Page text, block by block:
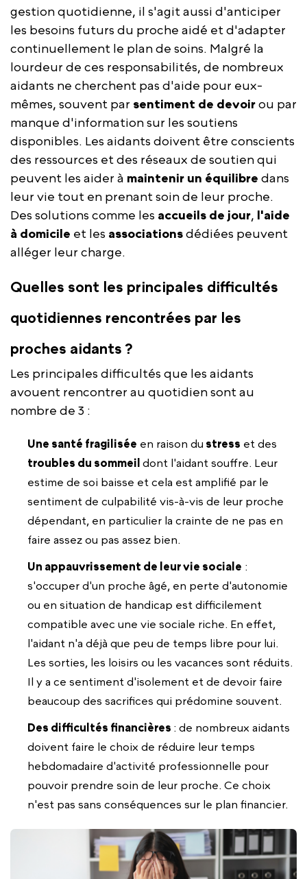
gestion quotidienne, il s'agit aussi d'anticiper
les besoins futurs du proche aidé et d'adapter
continuellement le plan de soins. Malgré la
lourdeur de ces responsabilités, de nombreux
aidants ne cherchent pas d'aide pour eux-
mêmes, souvent par sentiment de devoirou par
manque d'information sur les soutiens
disponibles. Les aidants doivent être conscients
des ressources et des réseaux de soutien qui
peuvent les aider à maintenir un équilibre dans
leur vie tout en prenant soin de leur proche.
Des solutions comme les accueils de jour, l'aide
à domicile et les associationsdédiées peuvent
alléger leur charge.
Quelles sont les principales difficultés
quotidiennes rencontrées par les
proches aidants ?
Les principales difficultés que les aidants
avouent rencontrer au quotidien sont au
nombre de 3 :
Une santé fragilisée en raison du stress et des
troubles du sommeil dont l'aidant souffre. Leur
estime de soi baisse et cela est amplifié par le
sentiment de culpabilité vis-à-vis de leur proche
dépendant, en particulier la crainte de ne pas en
faire assez ou pas assez bien.
Un appauvrissement de leur vie sociale :
s'occuper d'un proche âgé, en perte d'autonomie
ou en situation de handicap est difficilement
compatible avec une vie sociale riche. En effet,
l'aidant n'a déjà que peu de temps libre pour lui.
Les sorties, les loisirs ou les vacances sont réduits.
Il y a ce sentiment d'isolement et de devoir faire
beaucoup des sacrifices qui prédomine souvent.
Des difficultés financières : de nombreux aidants
doivent faire le choix de réduire leur temps
hebdomadaire d'activité professionnelle pour
pouvoir prendre soin de leur proche. Ce choix
n'est pas sans conséquences sur le plan financier.